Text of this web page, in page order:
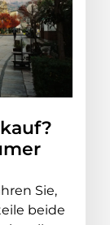
Sie,
beide